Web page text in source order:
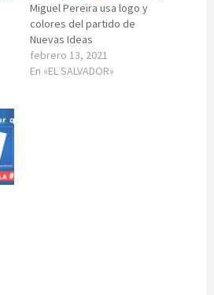
Miguel Pereira usa logo y
colores del partido de
Nuevas Ideas
febrero 13, 2021
En «EL SALVADOR»